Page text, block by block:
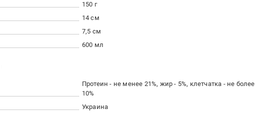
150 г
14 см
7,5 см
600 мл
Протеин - не менее 21%, жир - 5%, клетчатка - не более
10%
Украина